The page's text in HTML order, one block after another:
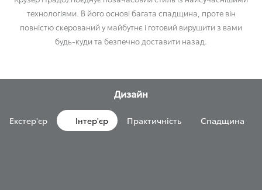
технологіями. В його основі багата спадщина, проте він
повністю скерований у майбутнє і готовий вирушити з вами
будь-куди та безпечно доставити назад.
Дизайн
Екстер'єр Інтер'єр Практичність Спадщина